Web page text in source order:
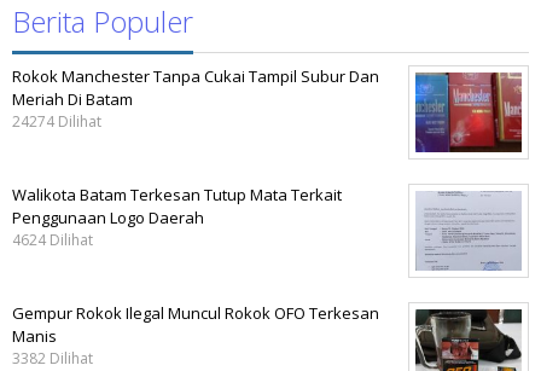
Berita Populer
Rokok Manchester Tanpa Cukai Tampil Subur Dan
Meriah Di Batam
24274 Dilihat
Walikota Batam Terkesan Tutup Mata Terkait
Penggunaan Logo Daerah
4624 Dilihat
Gempur Rokok Ilegal Muncul Rokok OFO Terkesan
Manis
3382 Dilihat